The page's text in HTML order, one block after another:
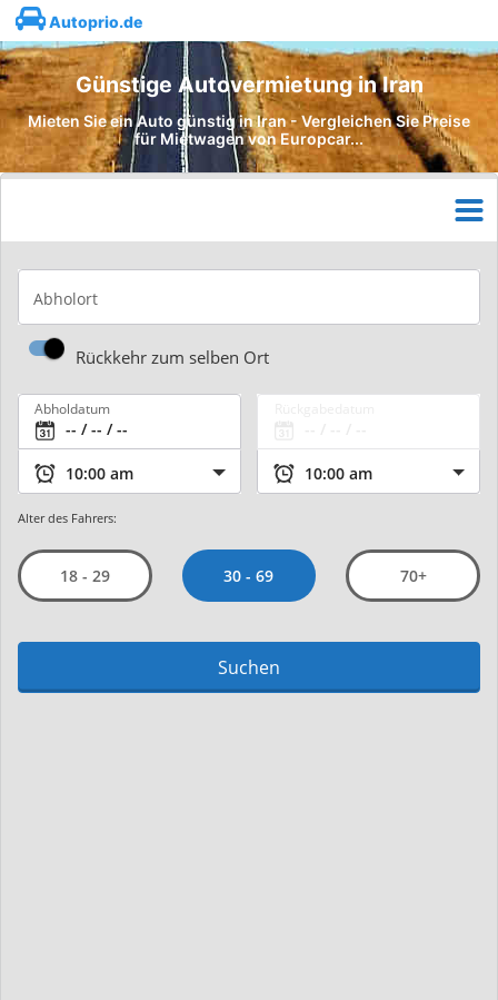
Autoprio.de
Günstige Autovermietung in Iran
Mieten Sie ein Auto günstig in Iran - Vergleichen Sie Preise
für Mietwagen von Europcar...
Abholort
Rückkehr zum selben Ort
Abholdatum
Alter des Fahrers:
18 - 29 30 - 69 70+
Suchen